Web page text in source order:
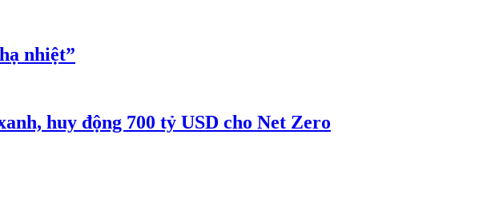
nhiệt”
huy động 700 tỷ USD cho Net Zero